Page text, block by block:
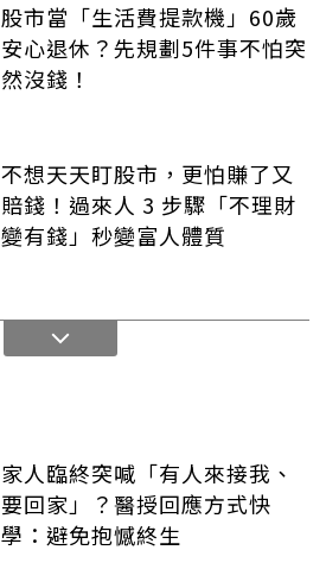
股市當「生活費提款機」60歲
安心退休？先規劃5件事不怕突
然沒錢！
不想天天盯股市，更怕賺了又
賠錢！過來人 3 步驟「不理財
變有錢」秒變富人體質
家人臨終突喊「有人來接我、
要回家」？醫授回應方式快
學：避免抱憾終生